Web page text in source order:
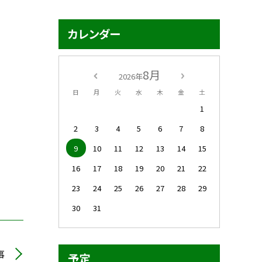
カレンダー
2026年8月
日 月 火 水 木 金 土
1
2
3 4 5 6 7
8
9
10 11 12 13 14
15
16
17 18 19 20 21
22
23
24 25 26 27 28
29
30
31